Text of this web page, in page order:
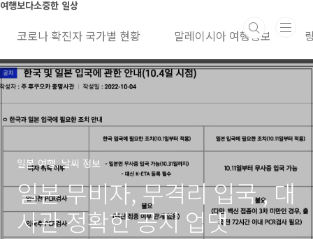
본문 바로가기
여행보다소중한 일상
코로나 확진자 국가별 현황 말레이시아 여행정보
일본 여행, 날씨 정보
일본 무비자, 무격리 입국 , 대
사관 정확한 공지 업댓